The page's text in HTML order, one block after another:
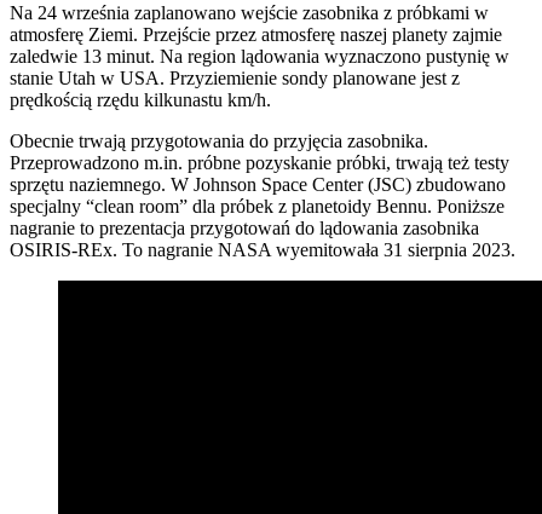
Na 24 września zaplanowano wejście zasobnika z próbkami w
atmosferę Ziemi. Przejście przez atmosferę naszej planety zajmie
zaledwie 13 minut. Na region lądowania wyznaczono pustynię w
stanie Utah w USA. Przyziemienie sondy planowane jest z
prędkością rzędu kilkunastu km/h.
Obecnie trwają przygotowania do przyjęcia zasobnika.
Przeprowadzono m.in. próbne pozyskanie próbki, trwają też testy
sprzętu naziemnego. W Johnson Space Center (JSC) zbudowano
specjalny “clean room” dla próbek z planetoidy Bennu. Poniższe
nagranie to prezentacja przygotowań do lądowania zasobnika
OSIRIS-REx. To nagranie NASA wyemitowała 31 sierpnia 2023.